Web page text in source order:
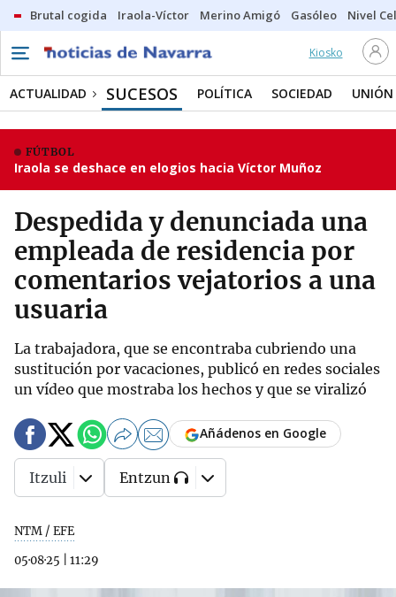
Brutal cogida Iraola-Víctor Merino Amigó Gasóleo Nivel
Kiosko
ACTUALIDAD SUCESOS POLÍTICA SOCIEDAD UNIÓN
FÚTBOL
Iraola se deshace en elogios hacia Víctor Muñoz
Despedida y denunciada una
empleada de residencia por
comentarios vejatorios a una
usuaria
La trabajadora, que se encontraba cubriendo una
sustitución por vacaciones, publicó en redes sociales
un vídeo que mostraba los hechos y que se viralizó
NTM / EFE
05·08·25
11:29
Añádenos en Google
Itzuli Entzun